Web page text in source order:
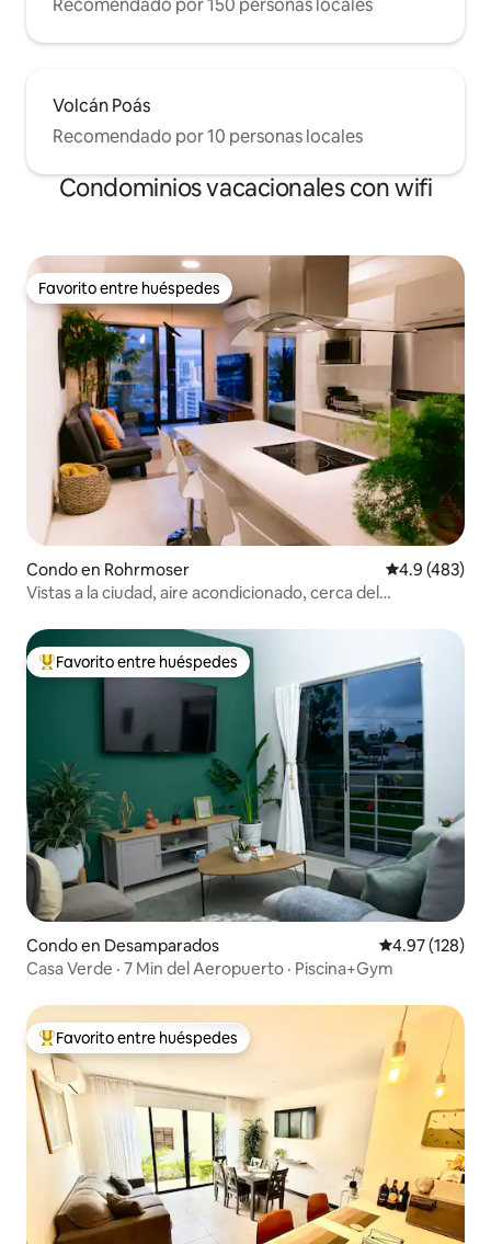
Volcán Poás
Recomendado por 10 personas locales
Condominios vacacionales con wifi
Favorito entre huéspedes
Favorito entre huéspedes
Condo en Rohrmoser Calificación
4.9 (483)
Vistas a la ciudad, aire acondicionado, cerca del
Favorito entre huéspedes preferido
Favorito entre huéspedes
Condo en Desamparados Calificación
4.97 (128)
Casa Verde · 7 Min del Aeropuerto · Piscina+Gym
Favorito entre huéspedes preferido
Favorito entre huéspedes